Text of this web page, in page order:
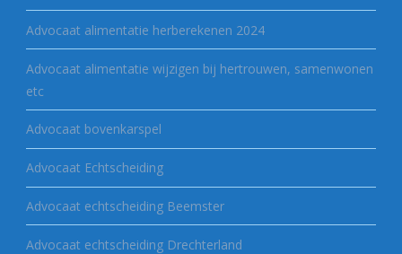
Advocaat alimentatie herberekenen 2024
Advocaat alimentatie wijzigen bij hertrouwen, samenwonen
etc
Advocaat bovenkarspel
Advocaat Echtscheiding
Advocaat echtscheiding Beemster
Advocaat echtscheiding Drechterland